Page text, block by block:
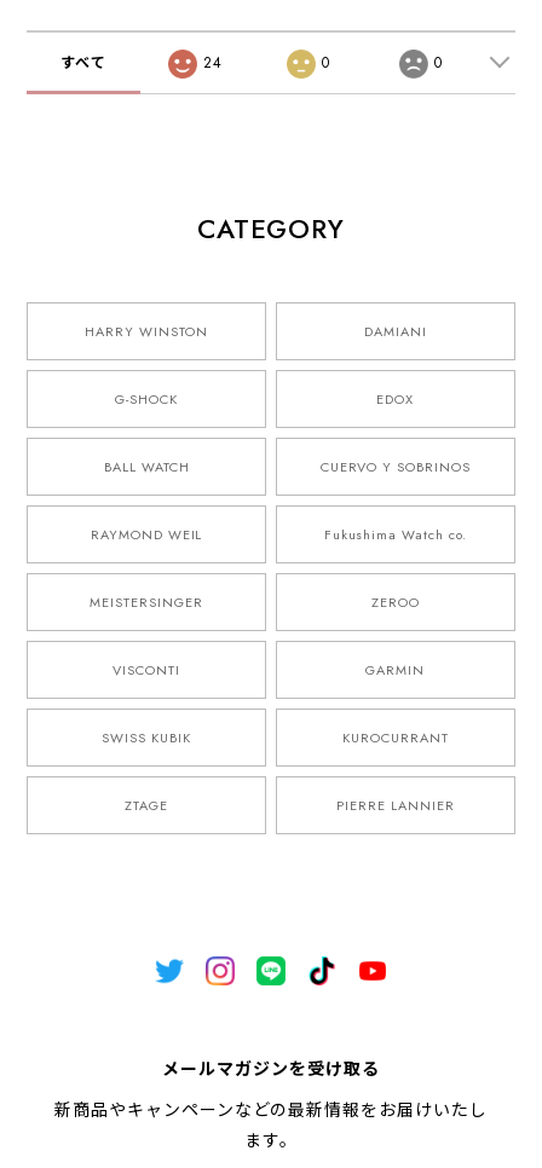
すべて 24 0 0
CATEGORY
HARRY WINSTON DAMIANI
G-SHOCK EDOX
BALL WATCH CUERVO Y SOBRINOS
RAYMOND WEIL Fukushima Watch co.
MEISTERSINGER ZEROO
VISCONTI GARMIN
SWISS KUBIK KUROCURRANT
ZTAGE PIERRE LANNIER
メールマガジンを受け取る
新商品やキャンペーンなどの最新情報をお届けいたし
ます。